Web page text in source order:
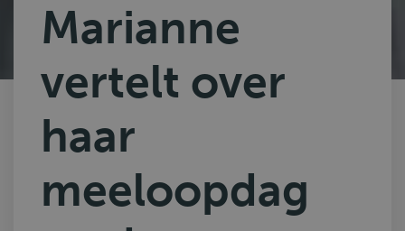
Marianne
vertelt over
haar
meeloopdag